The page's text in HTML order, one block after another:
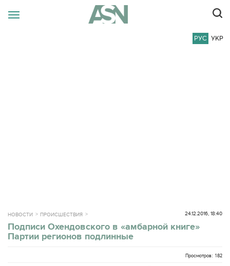
РУС УКР
НОВОСТИ ПРОИСШЕСТВИЯ 24.12.2016, 18:40
Подписи Охендовского в «амбарной книге»
Партии регионов подлинные
Просмотров: 182